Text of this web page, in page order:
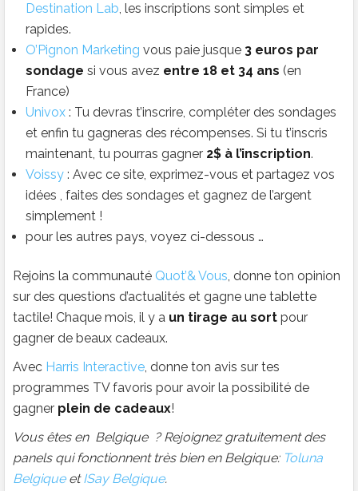
Destination Lab, les inscriptions sont simples et
rapides.
O’Pignon Marketing vous paie jusque 3 euros par
sondage si vous avez entre 18 et 34 ans (en
France)
Univox : Tu devras t’inscrire, compléter des sondages
et enfin tu gagneras des récompenses. Si tu t’inscris
maintenant, tu pourras gagner 2$ à l’inscription.
Voissy : Avec ce site, exprimez-vous et partagez vos
idées , faites des sondages et gagnez de l’argent
simplement !
pour les autres pays, voyez ci-dessous …
Rejoins la communauté Quot’& Vous, donne ton opinion
sur des questions d’actualités et gagne une tablette
tactile! Chaque mois, il y a un tirage au sort pour
gagner de beaux cadeaux.
Avec Harris Interactive, donne ton avis sur tes
programmes TV favoris pour avoir la possibilité de
gagner plein de cadeaux!
Vous êtes en Belgique ? Rejoignez gratuitement des
panels qui fonctionnent très bien en Belgique: Toluna
BelgiqueetISay Belgique.